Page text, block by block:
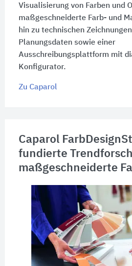
Visualisierung von Farben und
maßgeschneiderte Farb- und
hin zu technischen
Planungsdaten sowie einer
Ausschreibungsplattform mit
Konfigurator.
Zu Caparol
Caparol
fundierte
maßgeschneiderte